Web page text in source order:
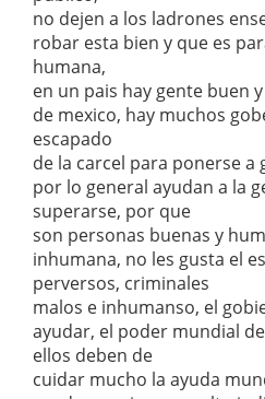
no dejen a los ladrones
robar esta bien y que es
humana,
en un pais hay gente buen
de mexico, hay muchos
escapado
de la carcel para ponerse
por lo general ayudan a la
superarse, por que
son personas buenas y
inhumana, no les gusta el
perversos, criminales
malos e inhumanso, el
ayudar, el poder mundial
ellos deben de
cuidar mucho la ayuda